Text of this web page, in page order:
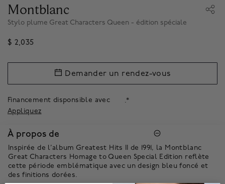
Montblanc
Stylo plume Great Characters Queen - édition spéciale
$ 2,035
Financement disponsible avec
.*
Appliquez
Demander un rendez-vous
À propos de
Inspirée de l’album Greatest Hits II de 1991, la Montblanc
Great Characters Homage to Queen Special Edition reflète
cette période emblématique avec un design bleu foncé et
des finitions dorées.